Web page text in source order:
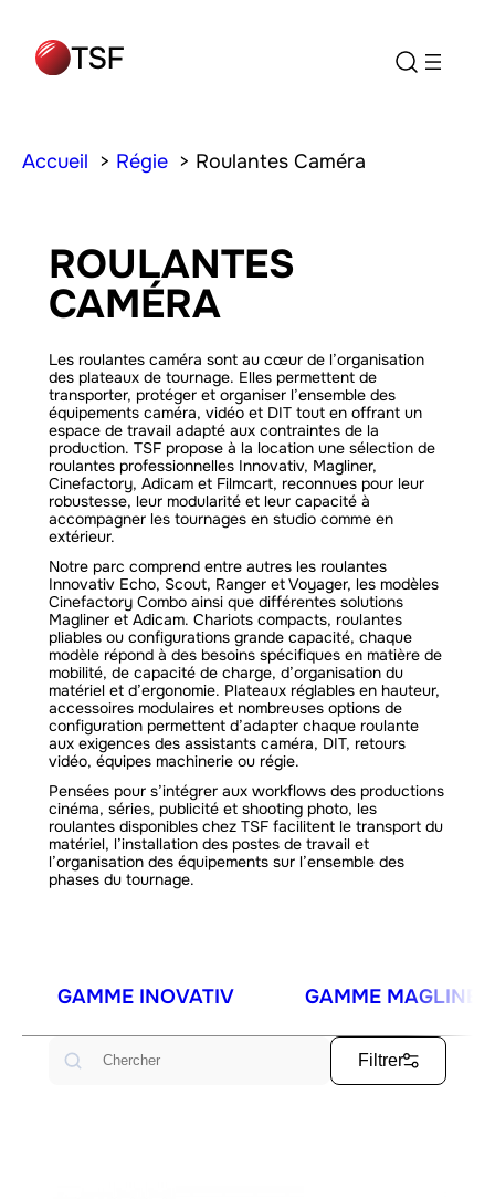
Accueil Régie Roulantes Caméra
ROULANTES
CAMÉRA
Les roulantes caméra sont au cœur de l’organisation
des plateaux de tournage. Elles permettent de
transporter, protéger et organiser l’ensemble des
équipements caméra, vidéo et DIT tout en offrant un
espace de travail adapté aux contraintes de la
production. TSF propose à la location une sélection de
roulantes professionnelles Innovativ, Magliner,
Cinefactory, Adicam et Filmcart, reconnues pour leur
robustesse, leur modularité et leur capacité à
accompagner les tournages en studio comme en
extérieur.
Notre parc comprend entre autres les roulantes
Innovativ Echo, Scout, Ranger et Voyager, les modèles
Cinefactory Combo ainsi que différentes solutions
Magliner et Adicam. Chariots compacts, roulantes
pliables ou configurations grande capacité, chaque
modèle répond à des besoins spécifiques en matière de
mobilité, de capacité de charge, d’organisation du
matériel et d’ergonomie. Plateaux réglables en hauteur,
accessoires modulaires et nombreuses options de
configuration permettent d’adapter chaque roulante
aux exigences des assistants caméra, DIT, retours
vidéo, équipes machinerie ou régie.
Pensées pour s’intégrer aux workflows des productions
cinéma, séries, publicité et shooting photo, les
roulantes disponibles chez TSF facilitent le transport du
matériel, l’installation des postes de travail et
l’organisation des équipements sur l’ensemble des
phases du tournage.
GAMME INOVATIV GAMME MAGLINER
Filtrer